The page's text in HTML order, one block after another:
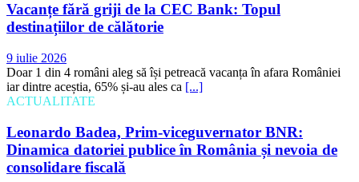
Vacanțe fără griji de la CEC Bank: Topul
destinațiilor de călătorie
9 iulie 2026
Doar 1 din 4 români aleg să își petreacă vacanța în afara României
iar dintre aceștia, 65% și-au ales ca [...]
ACTUALITATE
Leonardo Badea, Prim-viceguvernator BNR:
Dinamica datoriei publice în România și nevoia de
consolidare fiscală